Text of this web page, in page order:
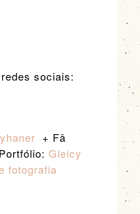
sociais:
+ Fã
Gleicy
fotografia